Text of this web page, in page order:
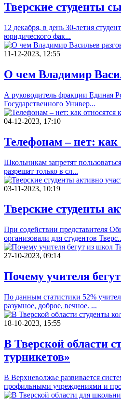
Тверские студенты
12 декабря, в день 30-летия
юридического фак...
11-12-2023, 12:55
О чем Владимир
А руководитель фракции Единая
Государственного Универ...
04-12-2023, 17:10
Телефонам – нет: как
Школьникам запретят
разрешат только в сл...
03-11-2023, 10:19
Тверские студенты
При содействии представителя
организовали для студентов
27-10-2023, 09:14
Почему учителя
По данным статистики 52%
разумное, доброе, вечное. ...
18-10-2023, 15:55
В Тверской области
турникетов»
В Верхневолжье развивается
профильными учреждениями и